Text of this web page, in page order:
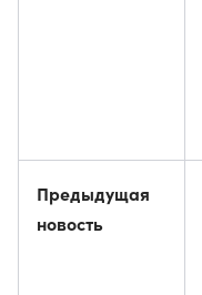
Предыдущая
новость